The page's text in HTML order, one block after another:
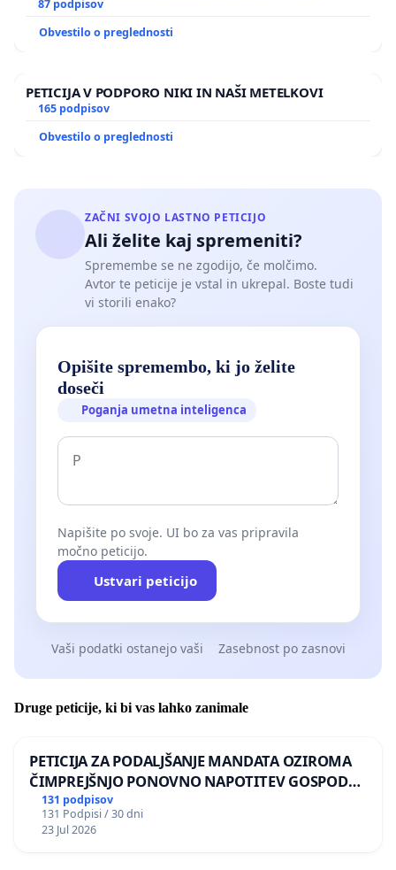
87 podpisov
Obvestilo o preglednosti
PETICIJA V PODPORO NIKI IN NAŠI METELKOVI
165 podpisov
Obvestilo o preglednosti
ZAČNI SVOJO LASTNO PETICIJO
Ali želite kaj spremeniti?
Spremembe se ne zgodijo, če molčimo.
Avtor te peticije je vstal in ukrepal. Boste tudi
vi storili enako?
Opišite spremembo, ki jo želite
doseči
Poganja umetna inteligenca
Napišite po svoje. UI bo za vas pripravila
močno peticijo.
Ustvari peticijo
Vaši podatki ostanejo vaši Zasebnost po zasnovi
Druge peticije, ki bi vas lahko zanimale
PETICIJA ZA PODALJŠANJE MANDATA OZIROMA
ČIMPREJŠNJO PONOVNO NAPOTITEV GOSPODA
BERNARDA ŠRAJNERJA NA VELEPOSLANIŠTVO
REPUBLIKE SLOVENIJE V MOSKVI
131 podpisov
131 Podpisi / 30 dni
23 Jul 2026